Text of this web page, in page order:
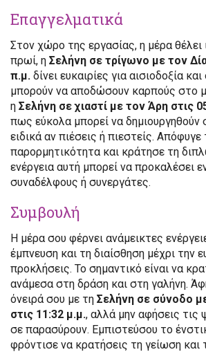
Επαγγελματικά
Στον χώρο της εργασίας, η μέρα θέλει
πρωί, η Σελήνη σε τρίγωνο με τον
π.μ. δίνει ευκαιρίες για αισιοδοξία
μπορούν να αποδώσουν καρπούς στο
η Σελήνη σε χιαστί με τον Άρη στις
πως εύκολα μπορεί να δημιουργηθούν
ειδικά αν πιέσεις ή πιεστείς. Απόφυγε
παρορμητικότητα και κράτησε τη
ενέργεια αυτή μπορεί να προκαλέσει
συναδέλφους ή συνεργάτες.
Συμβουλή
Η μέρα σου φέρνει ανάμεικτες
έμπνευση και τη διαίσθηση μέχρι την
προκλήσεις. Το σημαντικό είναι να
ανάμεσα στη δράση και στη γαλήνη.
όνειρά σου με τη Σελήνη σε σύνοδο
στις 11:32 μ.μ., αλλά μην αφήσεις τις
σε παρασύρουν. Εμπιστεύσου το
φρόντισε να κρατήσεις τη γείωση